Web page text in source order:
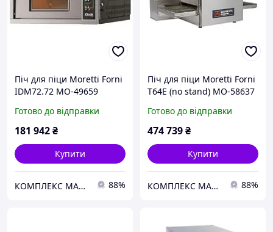
Піч для піци Moretti Forni
IDM72.72 MO-49659
Готово до відправки
181 942₴
Купити
КОМПЛЕКС МАРКЕТ 88%
Піч для піци Moretti Forni
T64E (no stand) MO-58637
Готово до відправки
474 739₴
Купити
КОМПЛЕКС МАРКЕТ 88%